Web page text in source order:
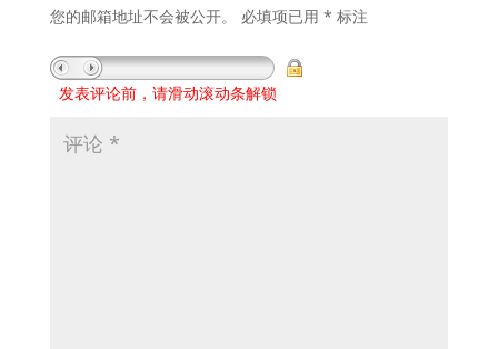
您的邮箱地址不会被公开。 必填项已用 * 标注
发表评论前，请滑动滚动条解锁